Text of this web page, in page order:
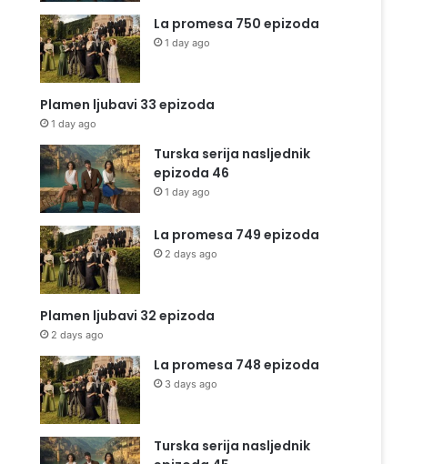
La promesa 750 epizoda
1 day ago
Plamen ljubavi 33 epizoda
1 day ago
Turska serija nasljednik
epizoda 46
1 day ago
La promesa 749 epizoda
2 days ago
Plamen ljubavi 32 epizoda
2 days ago
La promesa 748 epizoda
3 days ago
Turska serija nasljednik